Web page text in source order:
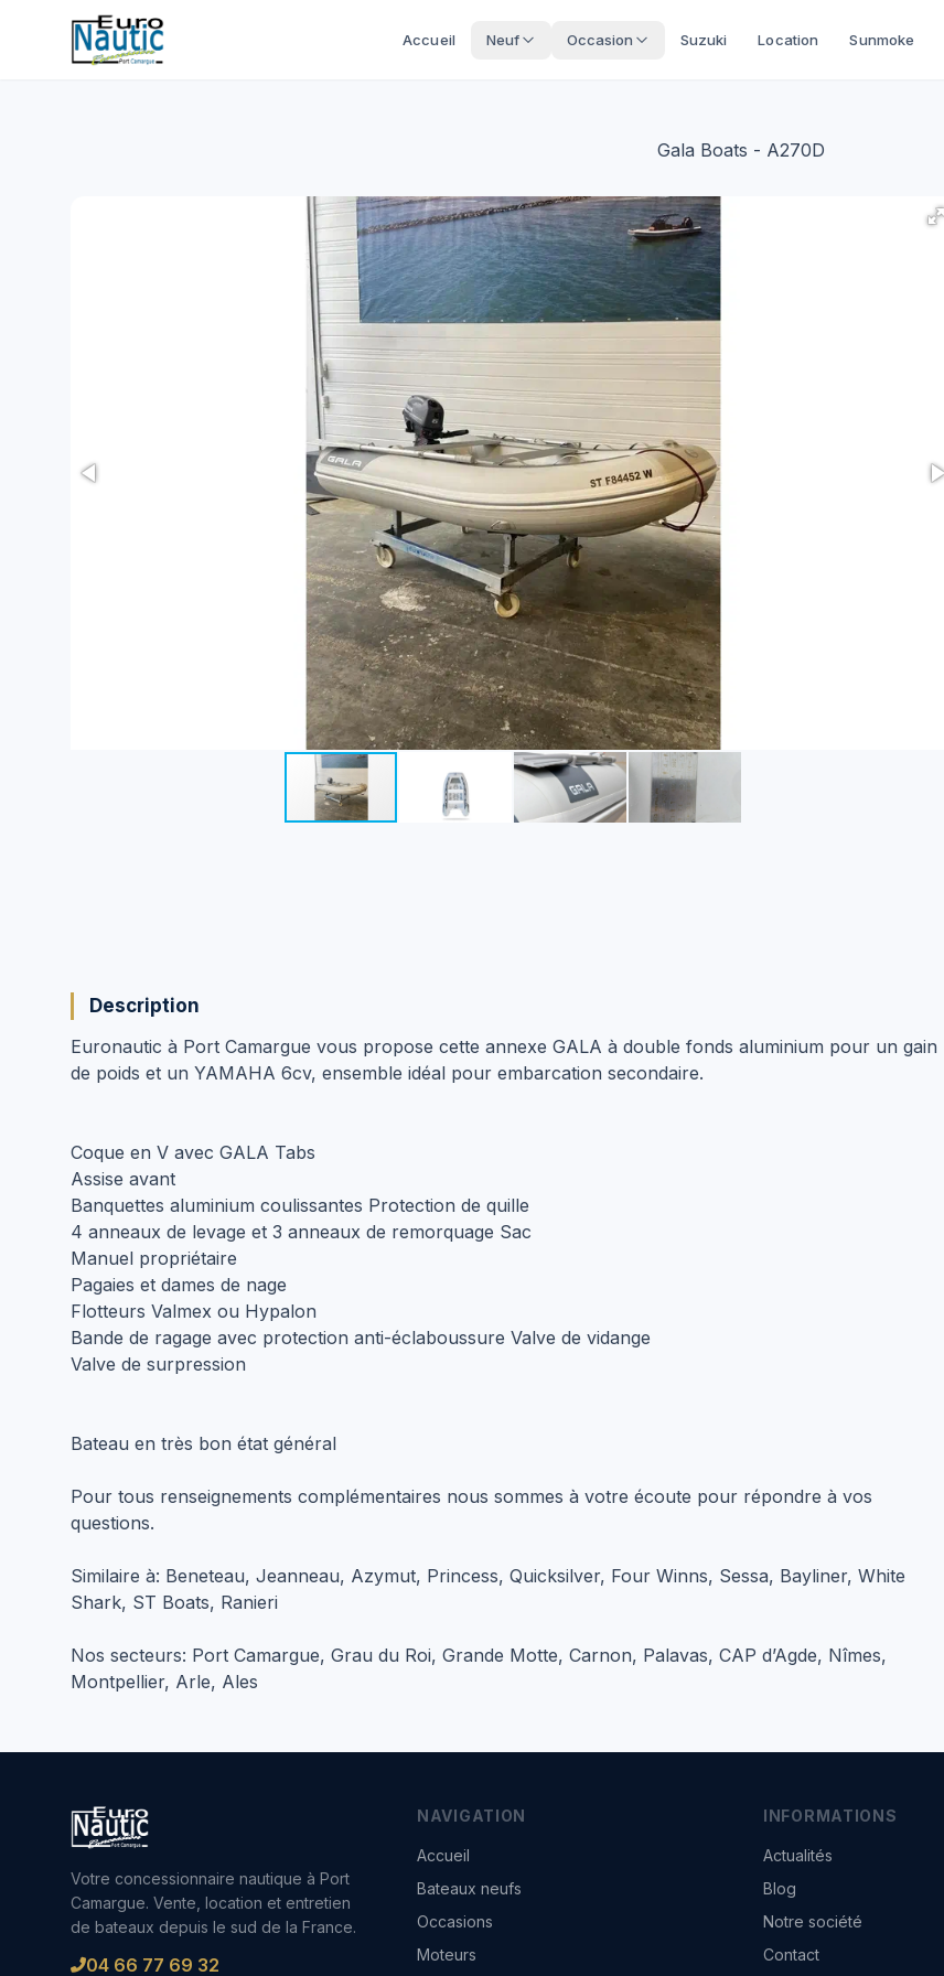
Accueil Neuf Occasion Suzuki Location Sunmoke
Gala Boats - A270D
Description
Euronautic à Port Camargue vous propose cette annexe GALA à double fonds aluminium pour un gain
de poids et un YAMAHA 6cv, ensemble idéal pour embarcation secondaire.
Coque en V avec GALA Tabs
Assise avant
Banquettes aluminium coulissantes Protection de quille
4 anneaux de levage et 3 anneaux de remorquage Sac
Manuel propriétaire
Pagaies et dames de nage
Flotteurs Valmex ou Hypalon
Bande de ragage avec protection anti-éclaboussure Valve de vidange
Valve de surpression
Bateau en très bon état général
Pour tous renseignements complémentaires nous sommes à votre écoute pour répondre à vos
questions.
Similaire à: Beneteau, Jeanneau, Azymut, Princess, Quicksilver, Four Winns, Sessa, Bayliner, White
Shark, ST Boats, Ranieri
Nos secteurs: Port Camargue, Grau du Roi, Grande Motte, Carnon, Palavas, CAP d’Agde, Nîmes,
Montpellier, Arle, Ales
Votre concessionnaire nautique à Port
Camargue. Vente, location et entretien
de bateaux depuis le sud de la France.
04 66 77 69 32
NAVIGATION
Accueil
Bateaux neufs
Occasions
Moteurs
INFORMATIONS
Actualités
Blog
Notre société
Contact